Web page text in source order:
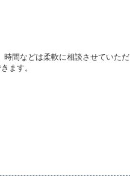
時間などは柔軟に相談させていただ
ます。